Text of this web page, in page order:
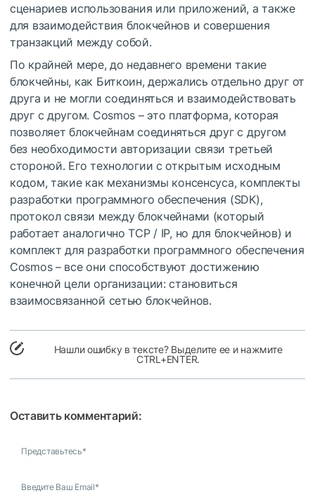
сценариев использования или приложений, а также
для взаимодействия блокчейнов и совершения
транзакций между собой.
По крайней мере, до недавнего времени такие
блокчейны, как Биткоин, держались отдельно друг от
друга и не могли соединяться и взаимодействовать
друг с другом. Cosmos – это платформа, которая
позволяет блокчейнам соединяться друг с другом
без необходимости авторизации связи третьей
стороной. Его технологии с открытым исходным
кодом, такие как механизмы консенсуса, комплекты
разработки программного обеспечения (SDK),
протокол связи между блокчейнами (который
работает аналогично TCP / IP, но для блокчейнов) и
комплект для разработки программного обеспечения
Cosmos – все они способствуют достижению
конечной цели организации: становиться
взаимосвязанной сетью блокчейнов.
Нашли ошибку в тексте? Выделите ее и нажмите
CTRL+ENTER.
Оставить комментарий:
Представьтесь*
Введите Ваш Email*